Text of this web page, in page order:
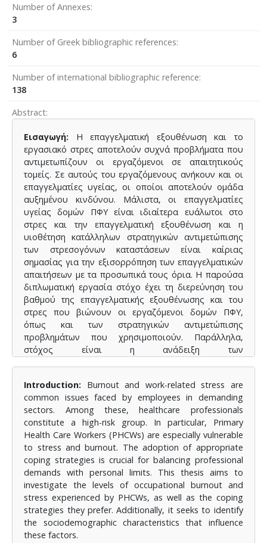
Number of Annexes
3
Number of Greek bibliographic references
6
Number of international bibliographic reference
138
Abstract
Εισαγωγή: Η επαγγελματική εξουθένωση και το
εργασιακό στρες αποτελούν συχνά προβλήματα που
αντιμετωπίζουν οι εργαζόμενοι σε απαιτητικούς
τομείς. Σε αυτούς του εργαζόμενους ανήκουν και οι
επαγγελματίες υγείας, οι οποίοι αποτελούν ομάδα
αυξημένου κινδύνου. Μάλιστα, οι επαγγελματίες
υγείας δομών ΠΦΥ είναι ιδιαίτερα ευάλωτοι στο
στρες και την επαγγελματική εξουθένωση και η
υιοθέτηση κατάλληλων στρατηγικών αντιμετώπισης
των στρεσογόνων καταστάσεων είναι καίριας
σημασίας για την εξισορρόπηση των επαγγελματικών
απαιτήσεων με τα προσωπικά τους όρια. Η παρούσα
διπλωματική εργασία στόχο έχει τη διερεύνηση του
βαθμού της επαγγελματικής εξουθένωσης και του
στρες που βιώνουν οι εργαζόμενοι δομών ΠΦΥ,
όπως και των στρατηγικών αντιμετώπισης
προβλημάτων που χρησιμοποιούν. Παράλληλα,
στόχος είναι η ανάδειξη των
Μεθοδολογία:Πραγματοποιήθηκε συγχρονική
έρευνα, στην οποία συμμετείχαν 118 εργαζόμενοι
ΠΦΥ. Οι συμμετέχοντες κλήθηκαν αρχικά να
απαντήσουν σε κάποιες κοινωνικοδημογραφικές
ερωτήσεις και έπειτα να συμπληρώσουν τα
ερωτηματολόγια CBI-Gr για τη διερεύνηση της
επαγγελματικής εξουθένωσης, PSS-14 για το
αντιλαμβανόμενο στρες και Brief-COPE για τις
στρατηγικές αντιμετώπισης προβλημάτων. Τα
αποτελέσματα αναλύθηκαν μέσω του στατιστικού
προγράμματος IBM SPSS v.18.0.
Introduction: Burnout and work-related stress are
common issues faced by employees in demanding
sectors. Among these, healthcare professionals
constitute a high-risk group. In particular, Primary
Health Care Workers (PHCWs) are especially vulnerable
to stress and burnout. The adoption of appropriate
coping strategies is crucial for balancing professional
demands with personal limits. This thesis aims to
investigate the levels of occupational burnout and
stress experienced by PHCWs, as well as the coping
strategies they prefer. Additionally, it seeks to identify
the sociodemographic characteristics that influence
these factors.